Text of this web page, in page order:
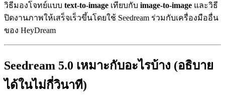
วิธีมองโจทย์แบบ text-to-image เทียบกับ image-to-image และวิธี
ปิดงานภาพให้เสร็จเร็วขึ้นโดยใช้ Seedream ร่วมกับเครื่องมืออื่น
ของ HeyDream
Seedream 5.0 เหมาะกับอะไรบ้าง (อธิบาย
ได้ในไม่กี่วินาที)